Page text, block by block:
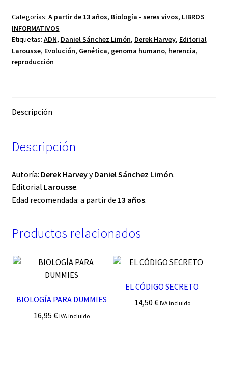
Categorías: A partir de 13 años, Biología - seres vivos, LIBROS
INFORMATIVOS
Etiquetas: ADN, Daniel Sánchez Limón, Derek Harvey, Editorial
Larousse, Evolución, Genética, genoma humano, herencia,
reproducción
Descripción
Descripción
Autoría: Derek HarveyyDaniel Sánchez Limón.
Editorial Larousse.
Edad recomendada: a partir de 13 años.
Productos relacionados
BIOLOGÍA PARA DUMMIES
16,95€ IVA incluido
EL CÓDIGO SECRETO
14,50 € IVA incluido